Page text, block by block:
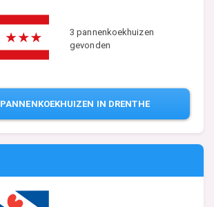
3 pannenkoekhuizen
gevonden
PANNENKOEKHUIZEN IN DRENTHE